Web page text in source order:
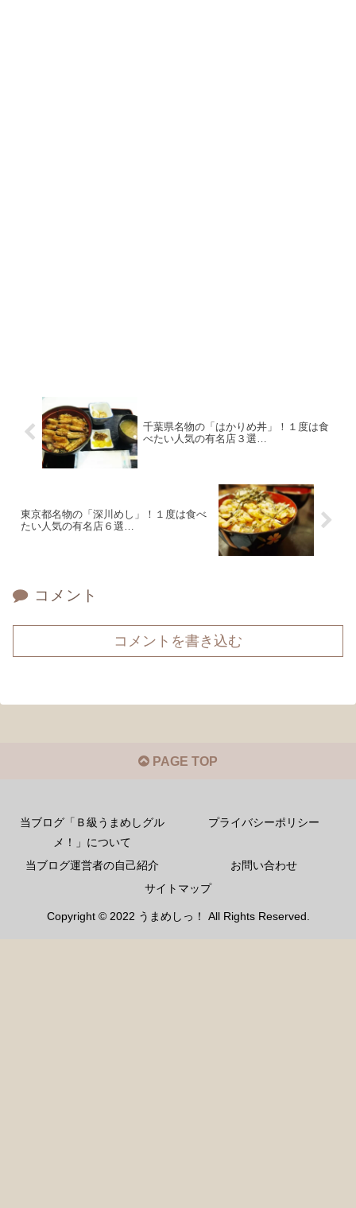
千葉県名物の「はかりめ丼」！１度は食
べたい人気の有名店３選…
東京都名物の「深川めし」！１度は食べ
たい人気の有名店６選…
コメント
コメントを書き込む
PAGE TOP
当ブログ「Ｂ級うまめしグル
メ！」について
プライバシーポリシー
当ブログ運営者の自己紹介
お問い合わせ
サイトマップ
Copyright © 2022 うまめしっ！ All Rights Reserved.